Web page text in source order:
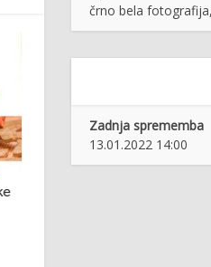
črno bela
Zadnja sprememba
13.01.2022 14:00